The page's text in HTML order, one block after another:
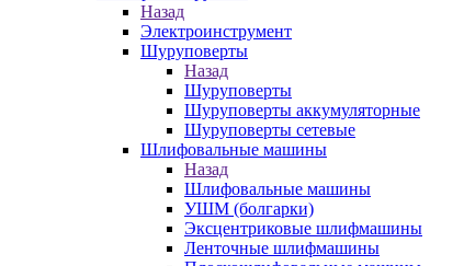
Назад
Электроинструмент
Шуруповерты
Назад
Шуруповерты
Шуруповерты аккумуляторные
Шуруповерты сетевые
Шлифовальные машины
Назад
Шлифовальные машины
УШМ (болгарки)
Эксцентриковые шлифмашины
Ленточные шлифмашины